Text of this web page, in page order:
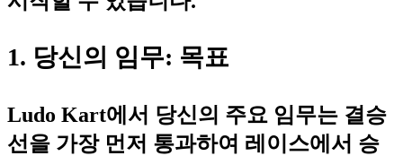
1. 당신의 임무: 목표
Ludo Kart에서 당신의 주요 임무는 결승
선을 가장 먼저 통과하여 레이스에서 승